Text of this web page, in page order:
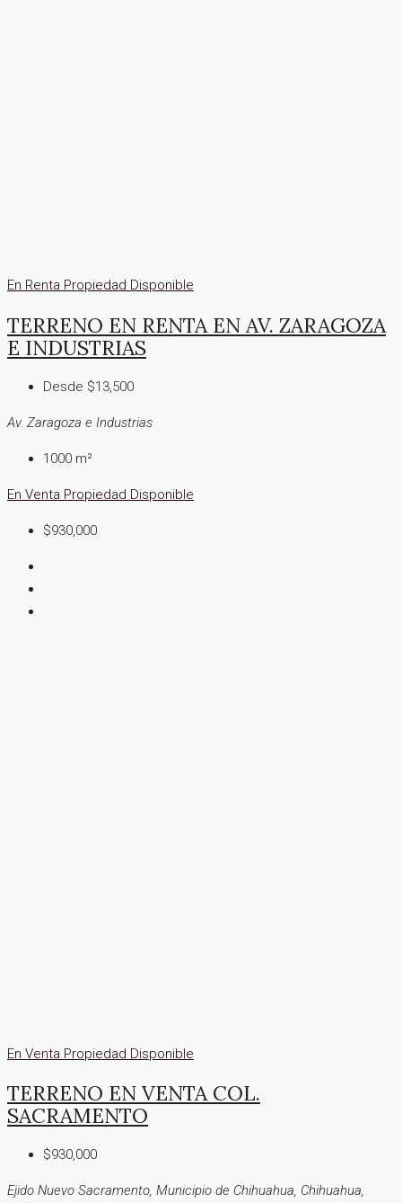
En Renta Propiedad Disponible
TERRENO EN RENTA EN AV. ZARAGOZA
E INDUSTRIAS
Desde $13,500
Av. Zaragoza e Industrias
1000 m²
En Venta Propiedad Disponible
$930,000
En Venta Propiedad Disponible
TERRENO EN VENTA COL.
SACRAMENTO
$930,000
Ejido Nuevo Sacramento, Municipio de Chihuahua, Chihuahua,